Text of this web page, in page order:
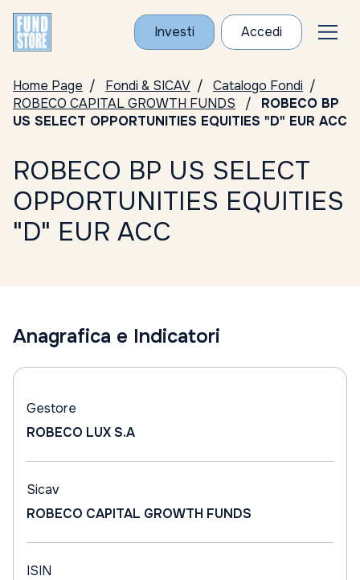
Investi Accedi
Home Page Fondi & SICAV
Catalogo Fondi
ROBECO CAPITAL GROWTH FUNDS
ROBECO BP
US SELECT OPPORTUNITIES EQUITIES "D" EUR ACC
ROBECO BP US SELECT
OPPORTUNITIES EQUITIES
"D" EUR ACC
Anagrafica e Indicatori
Gestore
ROBECO LUX S.A
Sicav
ROBECO CAPITAL GROWTH FUNDS
ISIN